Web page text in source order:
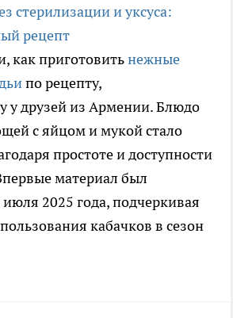
стерилизации и уксуса:
рецепт
как приготовитьнежные
по рецепту,
у друзей из Армении. Блюдо
с яйцом и мукой стало
простоте и доступности
материал был
2025 года, подчеркивая
кабачков в сезон